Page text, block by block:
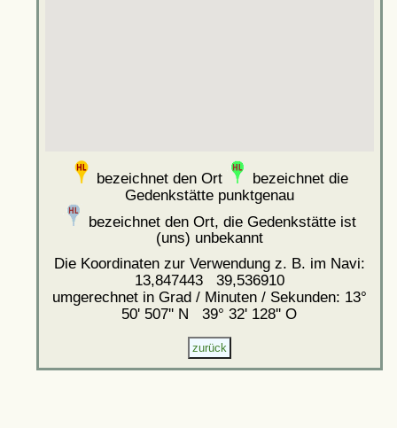
bezeichnet den Ort
bezeichnet die
Gedenkstätte punktgenau
bezeichnet den Ort, die Gedenkstätte ist
(uns) unbekannt
Die Koordinaten zur Verwendung z. B. im Navi:
13,847443 39,536910
umgerechnet in Grad / Minuten / Sekunden: 13°
50' 507'' N 39° 32' 128'' O